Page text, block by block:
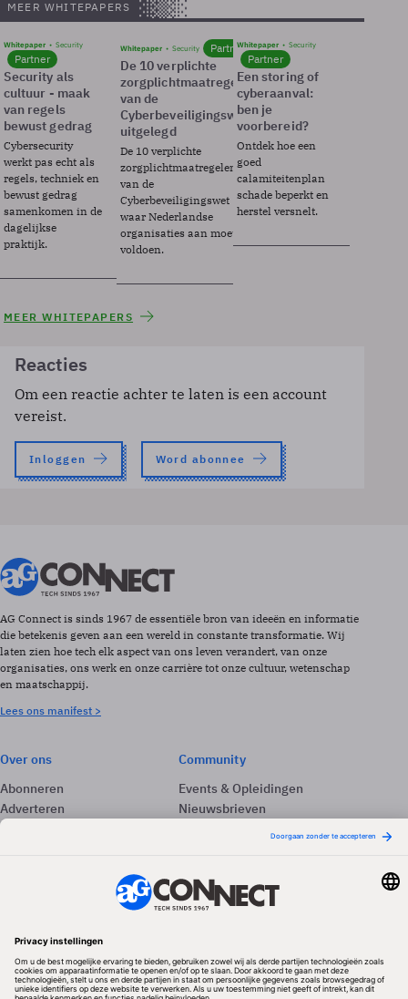
MEER WHITEPAPERS
Whitepaper Security
Partner
Security als
cultuur - maak
van regels
bewust gedrag
Cybersecurity
werkt pas echt als
regels, techniek en
bewust gedrag
samenkomen in de
dagelijkse
praktijk.
Whitepaper Security Partner
De 10 verplichte
zorgplichtmaatregelen
van de
Cyberbeveiligingswet
uitgelegd
De 10 verplichte
zorgplichtmaatregelen
van de
Cyberbeveiligingswet
waar Nederlandse
organisaties aan moeten
voldoen.
Whitepaper Security
Partner
Een storing of
cyberaanval:
ben je
voorbereid?
Ontdek hoe een
goed
calamiteitenplan
schade beperkt en
herstel versnelt.
MEER WHITEPAPERS
Reacties
Om een reactie achter te laten is een account
vereist.
Inloggen Word abonnee
AG Connect is sinds 1967 de essentiële bron van ideeën en informatie
die betekenis geven aan een wereld in constante transformatie. Wij
laten zien hoe tech elk aspect van ons leven verandert, van onze
organisaties, ons werk en onze carrière tot onze cultuur, wetenschap
en maatschappij.
Lees ons manifest >
Over ons
Abonneren
Adverteren
Contact
Community
Events & Opleidingen
Nieuwsbrieven